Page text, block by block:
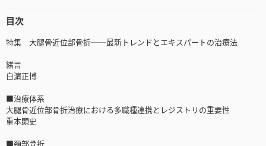
目次
特集 大腿骨近位部骨折──最新トレンドとエキスパートの治療法
緒言
白濵正博
■治療体系
大腿骨近位部骨折治療における多職種連携とレジストリの重要性
重本顕史
■頚部骨折